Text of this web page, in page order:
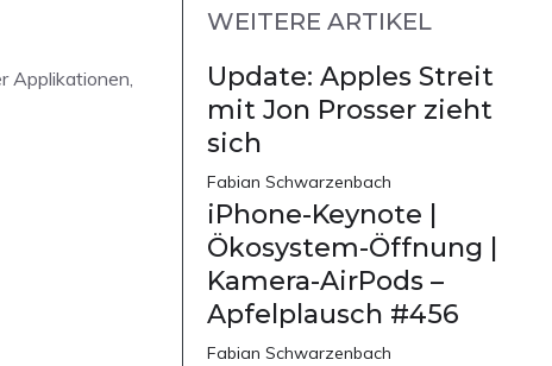
Applikationen,
WEITERE ARTIKEL
Update: Apples Streit
mit Jon Prosser zieht
sich
Fabian Schwarzenbach
iPhone-Keynote |
Ökosystem-Öffnung |
Kamera-AirPods –
Apfelplausch #456
Fabian Schwarzenbach